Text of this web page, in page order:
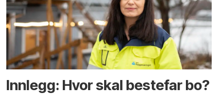
Innlegg: Hvor skal bestefar bo?